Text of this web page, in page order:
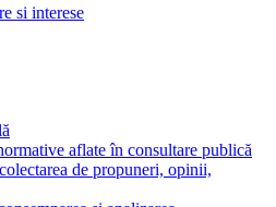
si interese
aflate în consultare publică
de propuneri, opinii,